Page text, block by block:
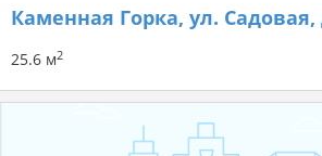
Каменная Горка, ул. Садовая,
25.6 м2